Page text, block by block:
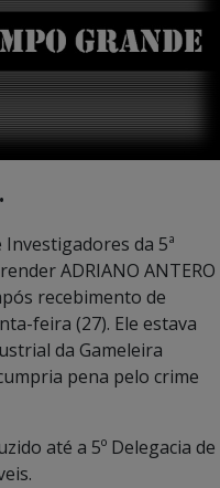
Investigadores da 5ª
ADRIANO ANTERO
recebimento de
feira (27). Ele estava
da Gameleira
pena pelo crime
até a 5º Delegacia de